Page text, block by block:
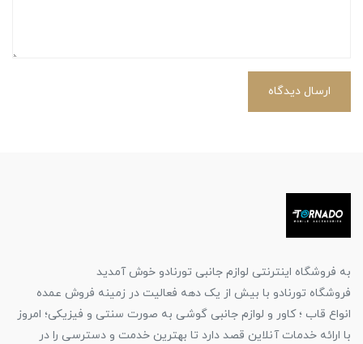
ارسال دیدگاه
به فروشگاه اینترنتی لوازم جانبی تورنادو خوش آمدید
فروشگاه تورنادو با بیش از یک دهه فعالیت در زمینه فروش عمده
انواع قاب ؛ کاور و لوازم جانبی گوشی به صورت سنتی و فیزیکی؛ امروز
با ارائه خدمات آنلاین قصد دارد تا بهترین خدمت و دسترسی را در